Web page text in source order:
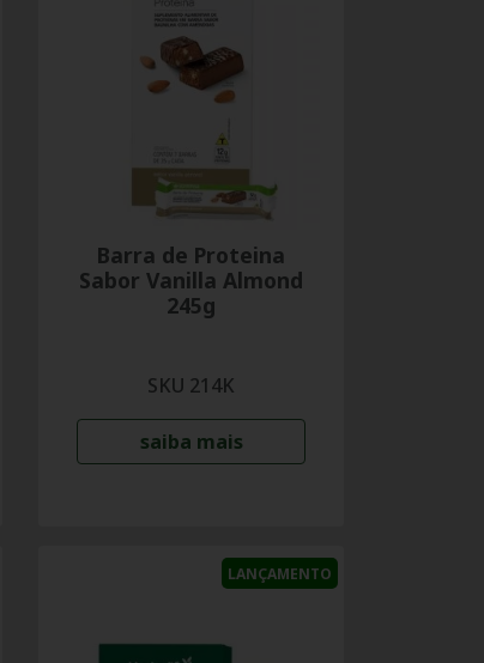
Barra de Proteina
Sabor Vanilla Almond
245g
SKU 214K
saiba mais
LANÇAMENTO